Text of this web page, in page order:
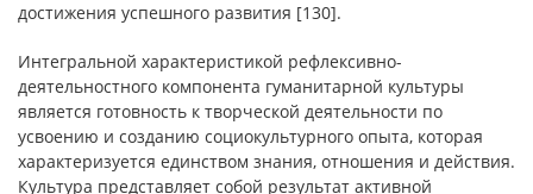
достижения успешного развития [130].
Интегральной характеристикой рефлексивно-
деятельностного компонента гуманитарной культуры
является готовность к творческой деятельности по
усвоению и созданию социокультурного опыта, которая
характеризуется единством знания, отношения и действия.
Культура представляет собой результат активной